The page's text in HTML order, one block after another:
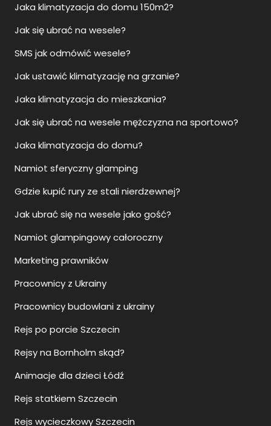
Jaka klimatyzacja do domu 150m2?
Jak się ubrać na wesele?
SMS jak odmówić wesele?
Jak ustawić klimatyzację na grzanie?
Jaka klimatyzacja do mieszkania?
Jak się ubrać na wesele mężczyzna na sportowo?
Jaka klimatyzacja do domu?
Namiot sferyczny glamping
Gdzie kupić rury ze stali nierdzewnej?
Jak ubrać się na wesele jako gość?
Namiot glampingowy całoroczny
Marketing prawników
Pracownicy z Ukrainy
Pracownicy budowlani z ukrainy
Rejs po porcie Szczecin
Rejsy na Bornholm skąd?
Animacje dla dzieci Łódź
Rejs statkiem Szczecin
Rejs wycieczkowy Szczecin